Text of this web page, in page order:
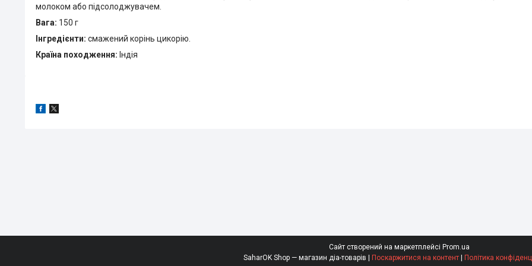
молоком або підсолоджувачем.
Вага: 150 г
Інгредієнти: смажений корінь цикорію.
Країна походження: Індія
Сайт створений на маркетплейсі Prom.ua
SaharOK Shop — магазин діа-товарів | Поскаржитися на контент | Політика